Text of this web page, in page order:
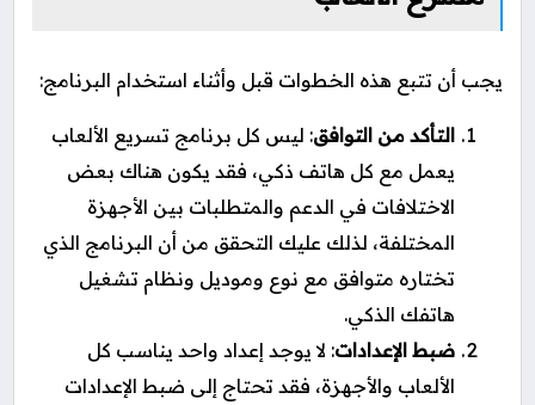
يجب أن تتبع هذه الخطوات قبل وأثناء استخدام البرنامج:
التأكد من التوافق: ليس كل برنامج تسريع الألعاب
يعمل مع كل هاتف ذكي، فقد يكون هناك بعض
الاختلافات في الدعم والمتطلبات بين الأجهزة
المختلفة، لذلك عليك التحقق من أن البرنامج الذي
تختاره متوافق مع نوع وموديل ونظام تشغيل
هاتفك الذكي.
ضبط الإعدادات: لا يوجد إعداد واحد يناسب كل
الألعاب والأجهزة، فقد تحتاج إلى ضبط الإعدادات